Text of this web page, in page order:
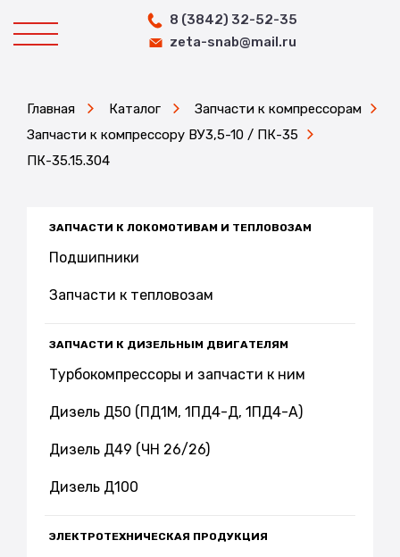
8 (3842) 32-52-35
zeta-snab@mail.ru
Главная Каталог
Запчасти к компрессорам
Запчасти к компрессору ВУ3,5-10 / ПК-35
ПК-35.15.304
ЗАПЧАСТИ К ЛОКОМОТИВАМ И ТЕПЛОВОЗАМ
Подшипники
Запчасти к тепловозам
ЗАПЧАСТИ К ДИЗЕЛЬНЫМ ДВИГАТЕЛЯМ
Турбокомпрессоры и запчасти к ним
Дизель Д50 (ПД1М, 1ПД4-Д, 1ПД4-А)
Дизель Д49 (ЧН 26/26)
Дизель Д100
ЭЛЕКТРОТЕХНИЧЕСКАЯ ПРОДУКЦИЯ